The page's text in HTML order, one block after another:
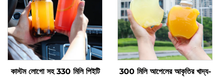
কাস্টম লোগো সহ 330 মিলি পিইটি
300 মিলি আপেলের আকৃতির খাদ্য-